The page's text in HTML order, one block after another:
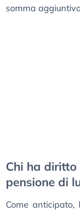
somma
Chi ha diritto
pensione di
Come anticipato,